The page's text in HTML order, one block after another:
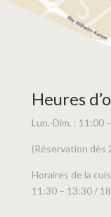
Heures
Lun.-Dim. : 11:00
(Réservation dès
Horaires de la
11:30 – 13:30 /